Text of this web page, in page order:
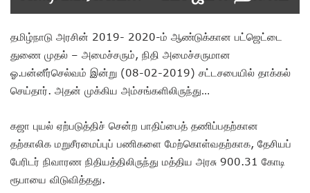
தமிழ்நாடு அரசின் 2019- 2020-ம் ஆண்டுக்கான பட்ஜெட்டை
துணை முதல் – அமைச்சரும், நிதி அமைச்சருமான
ஓ.பன்னீர்செல்வம் இன்று (08-02-2019) சட்டசபையில் தாக்கல்
செய்தார். அதன் முக்கிய அம்சங்களிலிருந்து…
கஜா புயல் ஏற்படுத்திச் சென்ற பாதிப்பைத் தணிப்பதற்கான
தற்காலிக மறுசீரமைப்புப் பணிகளை மேற்கொள்வதற்காக, தேசியப்
பேரிடர் நிவாரண நிதியத்திலிருந்து மத்திய அரசு 900.31 கோடி
ரூபாயை விடுவித்தது.